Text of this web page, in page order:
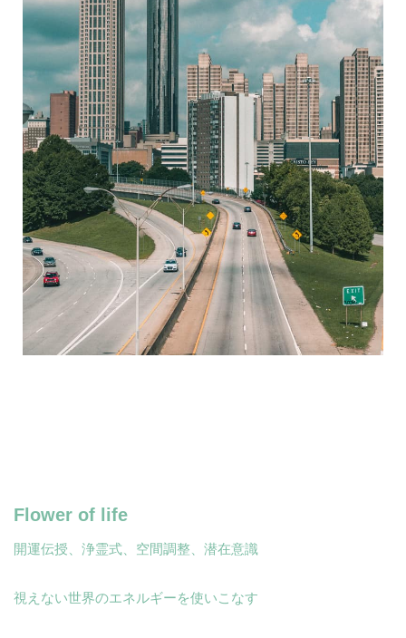
Flower of life
開運伝授、浄霊式、空間調整、潜在意識
視えない世界のエネルギーを使いこなす